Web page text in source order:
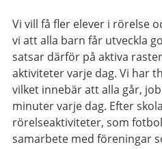
Vi vill få fler elever i rörelse
vi att alla barn får utveckla
satsar därför på aktiva
aktiviteter varje dag. Vi har
vilket innebär att alla går,
minuter varje dag. Efter
rörelseaktiviteter, som
samarbete med föreningar